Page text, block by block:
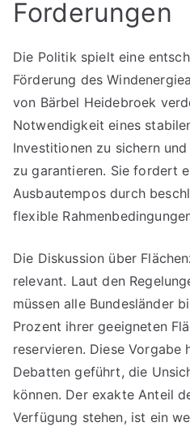
Forderungen
Die Politik spielt eine
Förderung des
von Bärbel Heidebroek
Notwendigkeit eines
Investitionen zu sichern
zu garantieren. Sie fordert
Ausbautempos durch
flexible
Die Diskussion über
relevant. Laut den
müssen alle Bundesländer
Prozent ihrer geeigneten
reservieren. Diese
Debatten geführt, die
können. Der exakte Anteil
Verfügung stehen, ist ein